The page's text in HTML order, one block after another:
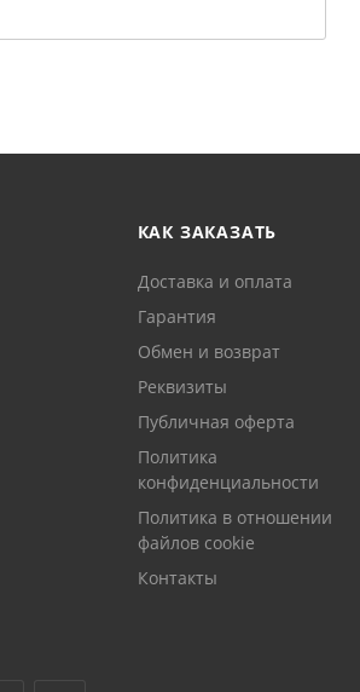
КАК ЗАКАЗАТЬ
Доставка и оплата
Гарантия
Обмен и возврат
Реквизиты
Публичная оферта
Политика
конфиденциальности
Политика в отношении
файлов cookie
Контакты